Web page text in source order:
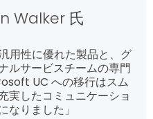
Walker 氏
用性に優れた製品と、グ
ルサービスチームの専門
UC への移行はスム
実したコミュニケーショ
なりました」